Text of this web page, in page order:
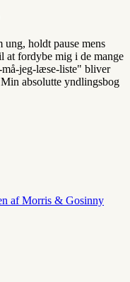
holdt pause mens
at fordybe mig i de mange
må-jeg-læse-liste" bliver
absolutte yndlingsbog
af Morris & Gosinny